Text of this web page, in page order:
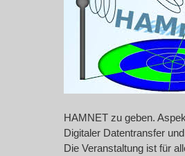
HAMNET zu geben.
Digitaler Datentransfer
Die Veranstaltung ist für